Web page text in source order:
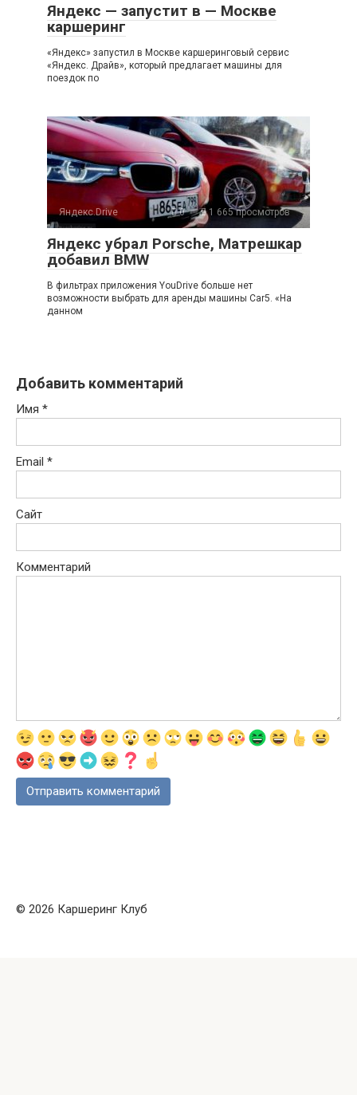
Яндекс — запустит в — Москве
каршеринг
«Яндекс» запустил в Москве каршеринговый сервис
«Яндекс. Драйв», который предлагает машины для
поездок по
Яндекс.Drive 0 1 665 просмотров
Яндекс убрал Porsche, Матрешкар
добавил BMW
В фильтрах приложения YouDrive больше нет
возможности выбрать для аренды машины Car5. «На
данном
Добавить комментарий
Имя *
Email *
Сайт
Комментарий
© 2026 Каршеринг Клуб